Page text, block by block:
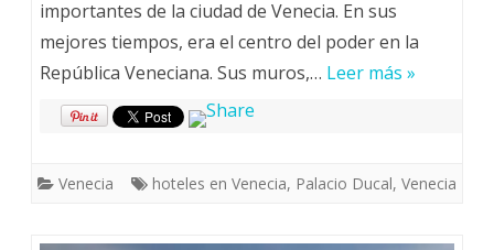
importantes de la ciudad de Venecia. En sus
mejores tiempos, era el centro del poder en la
República Veneciana. Sus muros,… Leer más »
Venecia hoteles en Venecia, Palacio Ducal, Venecia